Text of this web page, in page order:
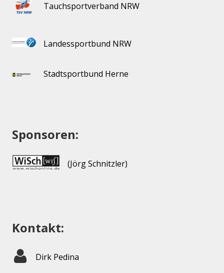
Tauchsportverband NRW
Landessportbund NRW
Stadtsportbund Herne
Sponsoren:
(Jörg Schnitzler)
Kontakt:
Dirk Pedina